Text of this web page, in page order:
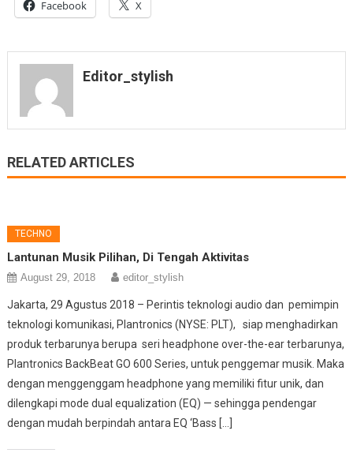
Facebook X
Editor_stylish
RELATED ARTICLES
TECHNO
Lantunan Musik Pilihan, Di Tengah Aktivitas
August 29, 2018 editor_stylish
Jakarta, 29 Agustus 2018 – Perintis teknologi audio dan pemimpin
teknologi komunikasi, Plantronics (NYSE: PLT), siap menghadirkan
produk terbarunya berupa seri headphone over-the-ear terbarunya,
Plantronics BackBeat GO 600 Series, untuk penggemar musik. Maka
dengan menggenggam headphone yang memiliki fitur unik, dan
dilengkapi mode dual equalization (EQ) — sehingga pendengar
dengan mudah berpindah antara EQ ‘Bass […]